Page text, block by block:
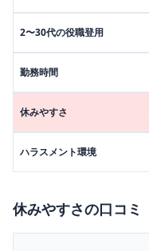
2〜30代の役職登用
勤務時間
休みやすさ
ハラスメント環境
休みやすさの口コミ